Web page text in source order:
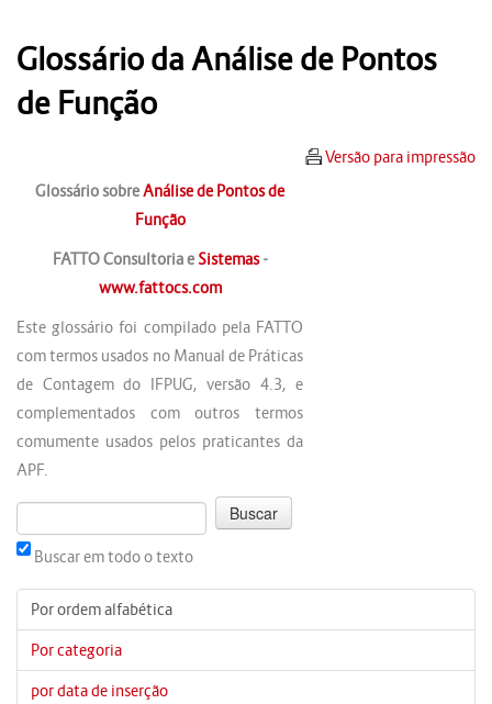
Glossário da Análise de Pontos
de Função
Versão para impressão
Glossário sobreAnálise de Pontos de
Função
FATTO Consultoria e Sistemas-
www.fattocs.com
Este glossário foi compilado pela FATTO
com termos usados no Manual de Práticas
de Contagem do IFPUG, versão 4.3, e
complementados com outros termos
comumente usados pelos praticantes da
APF.
Buscar em todo o texto
Por ordem alfabética
Por categoria
por data de inserção